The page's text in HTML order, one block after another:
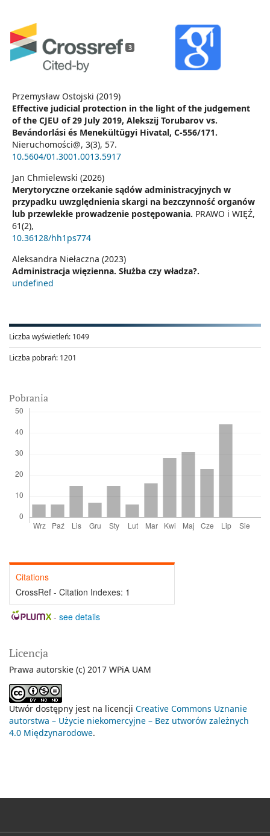
3
Przemysław Ostojski (2019)
Effective judicial protection in the light of the judgement
of the CJEU of 29 July 2019, Alekszij Torubarov vs.
Bevándorlási és Menekültügyi Hivatal, C-556/171.
Nieruchomości@, 3(3), 57.
10.5604/01.3001.0013.5917
Jan Chmielewski (2026)
Merytoryczne orzekanie sądów administracyjnych w
przypadku uwzględnienia skargi na bezczynność organów
lub przewlekłe prowadzenie postępowania. PRAWO i WIĘŹ,
61(2),
10.36128/hh1ps774
Aleksandra Niełaczna (2023)
Administracja więzienna. Służba czy władza?.
undefined
Liczba wyświetleń: 1049
Liczba pobrań: 1201
Pobrania
Citations
CrossRef - Citation Indexes: 1
- see details
Licencja
Prawa autorskie (c) 2017 WPiA UAM
Utwór dostępny jest na licencji Creative Commons Uznanie
autorstwa – Użycie niekomercyjne – Bez utworów zależnych
4.0 Międzynarodowe.